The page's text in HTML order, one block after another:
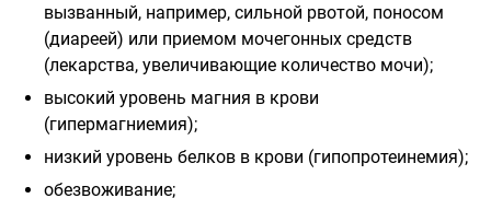
вызванный, например, сильной рвотой, поносом
(диареей) или приемом мочегонных средств
(лекарства, увеличивающие количество мочи);
высокий уровень магния в крови
(гипермагниемия);
низкий уровень белков в крови (гипопротеинемия);
обезвоживание;